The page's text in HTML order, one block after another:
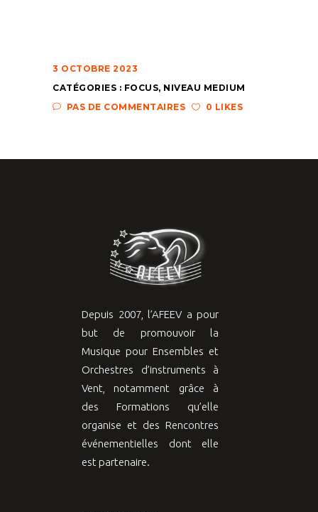
3 OCTOBRE 2023
CATÉGORIES : FOCUS, NIVEAU MEDIUM
PAS DE COMMENTAIRES
0 LIKES
Depuis 2007, l’AFEEV a pour
but de promouvoir la
Musique pour Ensembles et
Orchestres d’instruments à
Vent, notamment grâce à
des Formations qu’elle
organise et des Rencontres
événementielles dont elle
est partenaire.